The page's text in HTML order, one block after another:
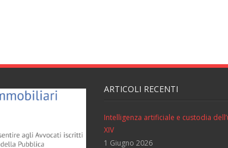
ARTICOLI RECENTI
Intelligenza artificiale e custodia
XIV
1 Giugno 2026